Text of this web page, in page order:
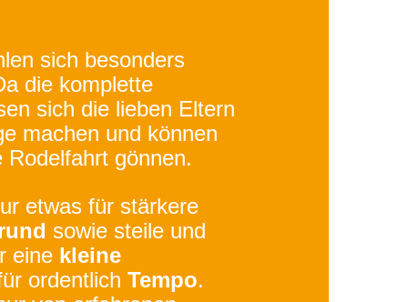
sich besonders
die komplette
sich die lieben Eltern
machen und können
gönnen.
etwas für stärkere
sowie steile und
eine kleine
ordentlich Tempo.